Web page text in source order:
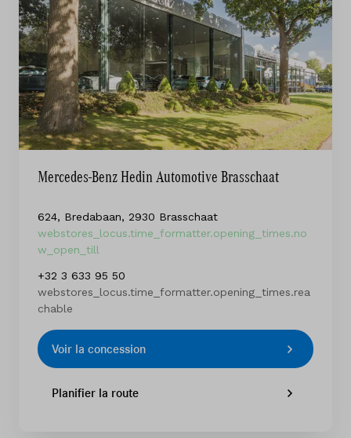
Mercedes-Benz Hedin Automotive Brasschaat
624, Bredabaan, 2930 Brasschaat
webstores_locus.time_formatter.opening_times.no
w_open_till
+32 3 633 95 50
webstores_locus.time_formatter.opening_times.rea
chable
Voir la concession
Planifier la route